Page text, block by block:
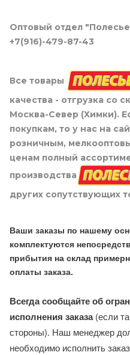
Оптовый отдел
+7(916)-479-87-43
Все товары
качества - отгрузка со
Москва-Север (Химки).
покупкам, то у нас на
розничным,
ценам полный
производства
других сопутствующих
Ваши заказы по нашему
комплектуются
прибытия на склад
оплаты заказа.
Всегда сообщайте об
исполнения заказа(если
стороны). Наш менеджер
необходимо исполнить